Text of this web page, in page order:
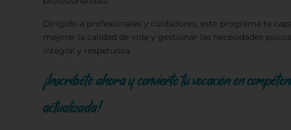
Dirigido a profesionales y cuidadores, este programa te
mejorar la calidad de vida y gestionar las necesidades
integral y respetuosa.
¡Inscríbete ahora y convierte tu vocación en
actualizada!